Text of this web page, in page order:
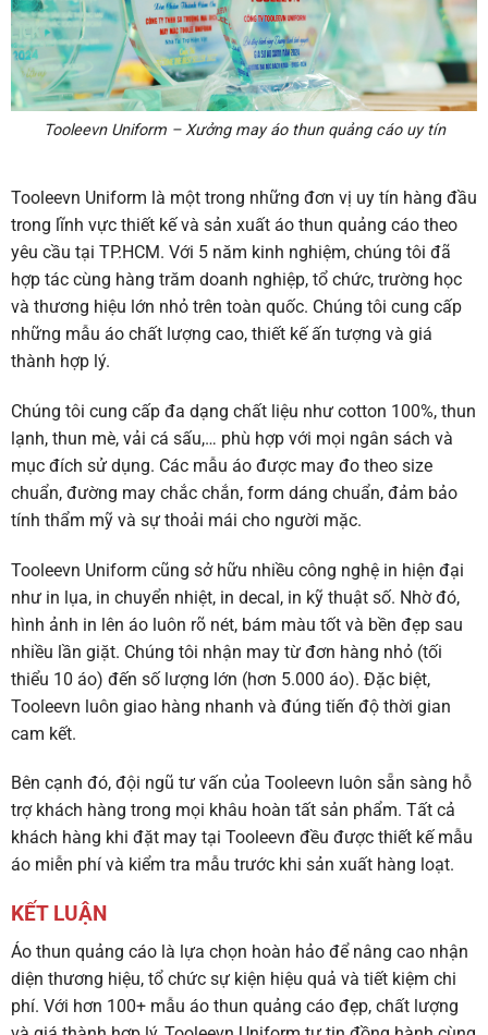
Tooleevn Uniform – Xưởng may áo thun quảng cáo uy tín
Tooleevn Uniform là một trong những đơn vị uy tín hàng đầu
trong lĩnh vực thiết kế và sản xuất áo thun quảng cáo theo
yêu cầu tại TP.HCM. Với 5 năm kinh nghiệm, chúng tôi đã
hợp tác cùng hàng trăm doanh nghiệp, tổ chức, trường học
và thương hiệu lớn nhỏ trên toàn quốc. Chúng tôi cung cấp
những mẫu áo chất lượng cao, thiết kế ấn tượng và giá
thành hợp lý.
Chúng tôi cung cấp đa dạng chất liệu như cotton 100%, thun
lạnh, thun mè, vải cá sấu,… phù hợp với mọi ngân sách và
mục đích sử dụng. Các mẫu áo được may đo theo size
chuẩn, đường may chắc chắn, form dáng chuẩn, đảm bảo
tính thẩm mỹ và sự thoải mái cho người mặc.
Tooleevn Uniform cũng sở hữu nhiều công nghệ in hiện đại
như in lụa, in chuyển nhiệt, in decal, in kỹ thuật số. Nhờ đó,
hình ảnh in lên áo luôn rõ nét, bám màu tốt và bền đẹp sau
nhiều lần giặt. Chúng tôi nhận may từ đơn hàng nhỏ (tối
thiểu 10 áo) đến số lượng lớn (hơn 5.000 áo). Đặc biệt,
Tooleevn luôn giao hàng nhanh và đúng tiến độ thời gian
cam kết.
Bên cạnh đó, đội ngũ tư vấn của Tooleevn luôn sẵn sàng hỗ
trợ khách hàng trong mọi khâu hoàn tất sản phẩm. Tất cả
khách hàng khi đặt may tại Tooleevn đều được thiết kế mẫu
áo miễn phí và kiểm tra mẫu trước khi sản xuất hàng loạt.
KẾT LUẬN
Áo thun quảng cáo là lựa chọn hoàn hảo để nâng cao nhận
diện thương hiệu, tổ chức sự kiện hiệu quả và tiết kiệm chi
phí. Với hơn 100+ mẫu áo thun quảng cáo đẹp, chất lượng